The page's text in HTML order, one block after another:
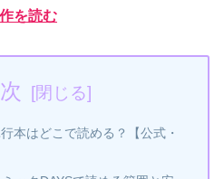
を読む
本はどこで読める？【公式・